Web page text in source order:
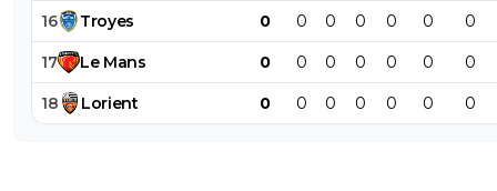
16 Troyes 0 0 0 0 0 0 0
17 Le Mans 0 0 0 0 0 0 0
18 Lorient 0 0 0 0 0 0 0